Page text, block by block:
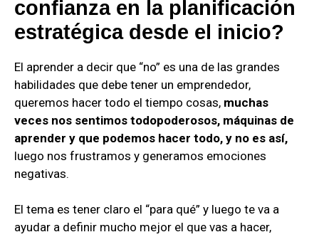
confianza en la planificación
estratégica desde el inicio?
El aprender a decir que “no” es una de las grandes
habilidades que debe tener un emprendedor,
queremos hacer todo el tiempo cosas, muchas
veces nos sentimos todopoderosos, máquinas de
aprender y que podemos hacer todo, y no es así,
luego nos frustramos y generamos emociones
negativas.
El tema es tener claro el “para qué” y luego te va a
ayudar a definir mucho mejor el que vas a hacer,